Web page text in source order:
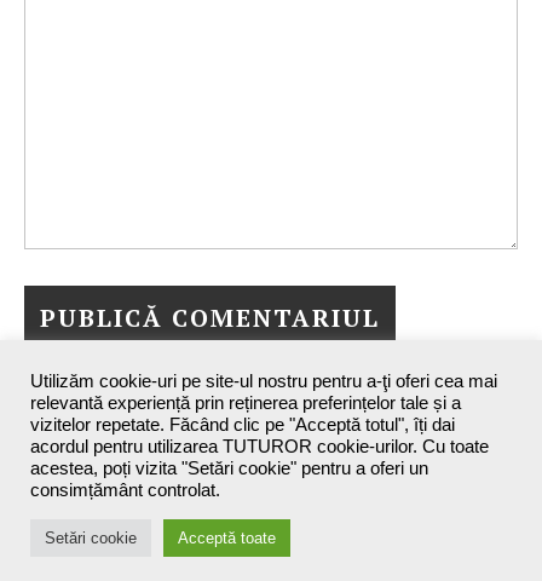
Maxine`s Blog - 2026 ©
Utilizăm cookie-uri pe site-ul nostru pentru a-ţi oferi cea mai
relevantă experiență prin reținerea preferințelor tale și a
vizitelor repetate. Făcând clic pe "Acceptă totul", îți dai
acordul pentru utilizarea TUTUROR cookie-urilor. Cu toate
acestea, poți vizita "Setări cookie" pentru a oferi un
consimțământ controlat.
Setări cookie Acceptă toate